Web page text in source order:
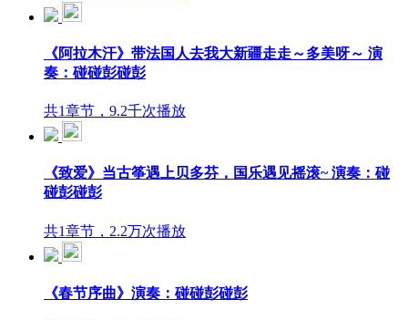
《阿拉木汗》带法国人去我大新疆走走～多美呀～ 演
奏：碰碰彭碰彭
共1章节，9.2千次播放
《致爱》当古筝遇上贝多芬，国乐遇见摇滚~ 演奏：碰
碰彭碰彭
共1章节，2.2万次播放
《春节序曲》演奏：碰碰彭碰彭